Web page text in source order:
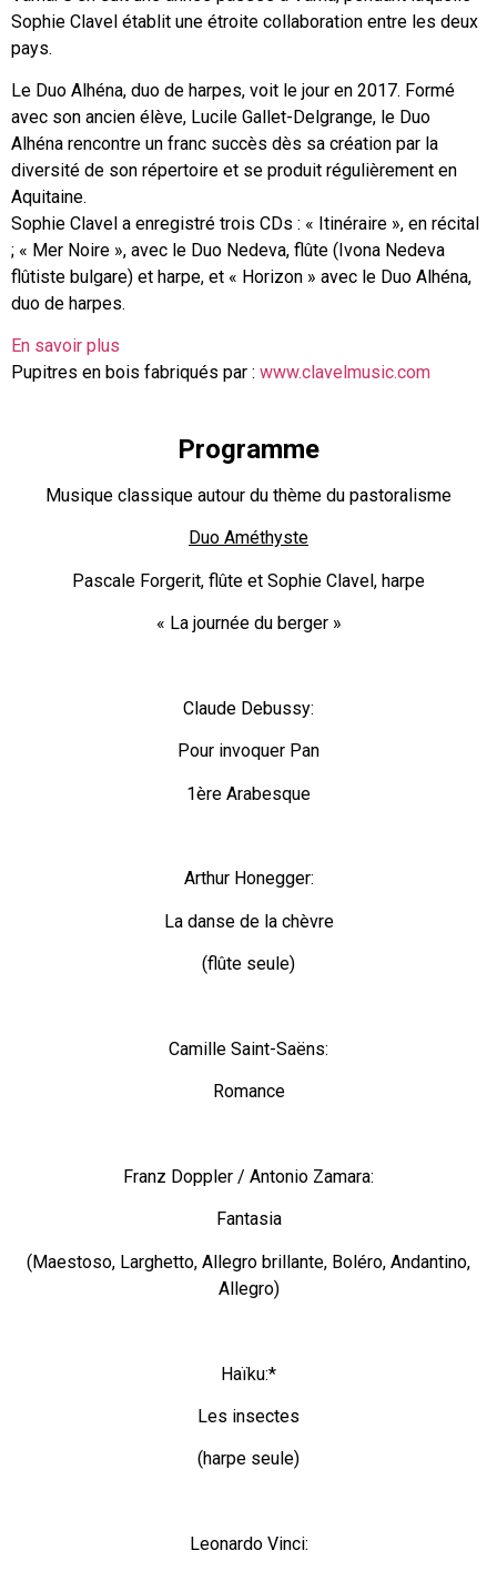
Sophie Clavel établit une étroite collaboration entre les deux
pays.
Le Duo Alhéna, duo de harpes, voit le jour en 2017. Formé
avec son ancien élève, Lucile Gallet-Delgrange, le Duo
Alhéna rencontre un franc succès dès sa création par la
diversité de son répertoire et se produit régulièrement en
Aquitaine.
Sophie Clavel a enregistré trois CDs : « Itinéraire », en récital
; « Mer Noire », avec le Duo Nedeva, flûte (Ivona Nedeva
flûtiste bulgare) et harpe, et « Horizon » avec le Duo Alhéna,
duo de harpes.
En savoir plus
Pupitres en bois fabriqués par : www.clavelmusic.com
Programme
Musique classique autour du thème du pastoralisme
Duo Améthyste
Pascale Forgerit, flûte et Sophie Clavel, harpe
« La journée du berger »
Claude Debussy:
Pour invoquer Pan
1ère Arabesque
Arthur Honegger:
La danse de la chèvre
(flûte seule)
Camille Saint-Saëns:
Romance
Franz Doppler / Antonio Zamara:
Fantasia
(Maestoso, Larghetto, Allegro brillante, Boléro, Andantino,
Allegro)
Haïku:*
Les insectes
(harpe seule)
Leonardo Vinci: